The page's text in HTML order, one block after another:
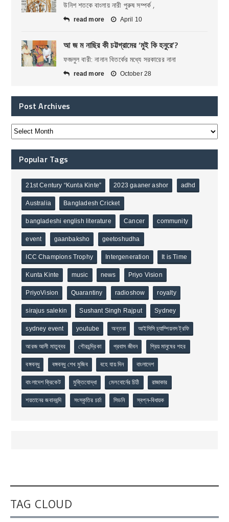
উনিশ শতকে বাংলায় নারী পুরুষ সম্পর্ক ,
read more April 10
আ জ ম নাছির কী চট্টগ্রামের ‘মুই কি হনুরে’?
ফজলুল বারী: নানান বিতর্কের মধ্যে সরকারের নানা
read more October 28
Post Archives
Popular Tags
21st Century “Kunta Kinte” 2023 gaaner ashor adhd
Australia Bangladesh Cricket
bangladeshi english literature Cancer community
event gaanbaksho geetoshudha
ICC Champions Trophy Intergeneration It is Time
Kunta Kinte music news Priyo Vision
PriyoVision Quarantiny radioshow royalty
sirajus salekin Sushant Singh Rajput Sydney
sydney event youtube অন্তরা আইসিসি চ্যাম্পিয়নস ট্রফি
আরজ আলী মাতুব্বর গৌরচন্দ্রিকা প্রবাস জীবন প্রিয় মানুষের শহর
বঙ্গবন্ধু বঙ্গবন্ধু শেখ মুজিব বহে যায় দিন বাংলাদেশ
বাংলাদেশ ক্রিকেট মুক্তিযোদ্ধা মেলবোর্নের চিঠি রাজাকার
শয়তানের জবানবন্দি সংস্কৃতির চর্চা সিডনি স্বপ্ন-বিধায়ক
TAG CLOUD